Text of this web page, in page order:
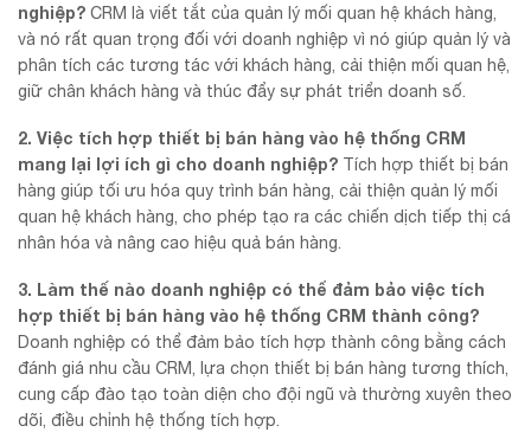
nghiệp? CRM là viết tắt của quản lý mối quan hệ khách hàng,
và nó rất quan trọng đối với doanh nghiệp vì nó giúp quản lý và
phân tích các tương tác với khách hàng, cải thiện mối quan hệ,
giữ chân khách hàng và thúc đẩy sự phát triển doanh số.
2. Việc tích hợp thiết bị bán hàng vào hệ thống CRM
mang lại lợi ích gì cho doanh nghiệp? Tích hợp thiết bị bán
hàng giúp tối ưu hóa quy trình bán hàng, cải thiện quản lý mối
quan hệ khách hàng, cho phép tạo ra các chiến dịch tiếp thị cá
nhân hóa và nâng cao hiệu quả bán hàng.
3. Làm thế nào doanh nghiệp có thể đảm bảo việc tích
hợp thiết bị bán hàng vào hệ thống CRM thành công?
Doanh nghiệp có thể đảm bảo tích hợp thành công bằng cách
đánh giá nhu cầu CRM, lựa chọn thiết bị bán hàng tương thích,
cung cấp đào tạo toàn diện cho đội ngũ và thường xuyên theo
dõi, điều chỉnh hệ thống tích hợp.